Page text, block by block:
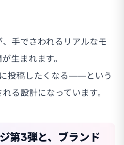
手でさわれるリアルなモ
生まれます。
投稿したくなる——という
る設計になっています。
第3弾と、ブランド